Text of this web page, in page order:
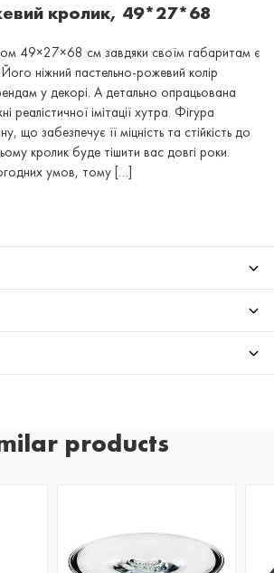
кролик, 49*27*68
49×27×68 см завдяки своїм габаритам є
ніжний пастельно-рожевий колір
у декорі. А детально опрацьована
реалістичної імітації хутра. Фігура
що забезпечує її міцність та стійкість до
кролик буде тішити вас довгі роки.
умов, тому […]
products